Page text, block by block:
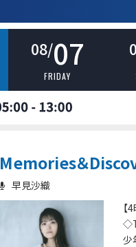
08/07
FRIDAY
Memories＆
早見沙織
【
少